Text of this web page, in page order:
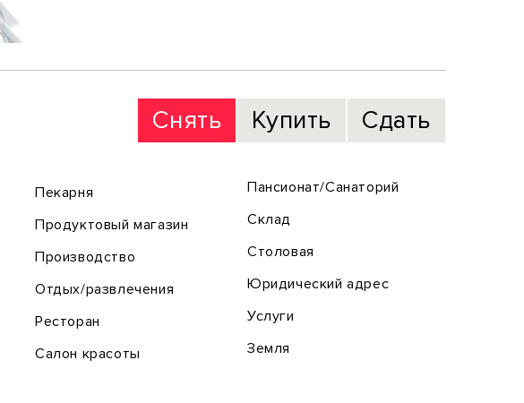
Снять Купить Сдать
Пекарня
Продуктовый магазин
Производство
Отдых/развлечения
Ресторан
Салон красоты
Пансионат/Санаторий
Склад
Столовая
Юридический адрес
Услуги
Земля